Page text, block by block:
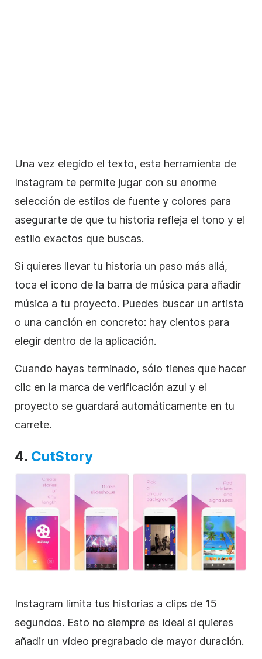
Una vez elegido el texto, esta herramienta de
Instagram te permite jugar con su enorme
selección de estilos de fuente y colores para
asegurarte de que tu historia refleja el tono y el
estilo exactos que buscas.
Si quieres llevar tu historia un paso más allá,
toca el icono de la barra de música para añadir
música a tu proyecto. Puedes buscar un artista
o una canción en concreto: hay cientos para
elegir dentro de la aplicación.
Cuando hayas terminado, sólo tienes que hacer
clic en la marca de verificación azul y el
proyecto se guardará automáticamente en tu
carrete.
4. CutStory
Instagram limita tus historias a clips de 15
segundos. Esto no siempre es ideal si quieres
añadir un vídeo pregrabado de mayor duración.